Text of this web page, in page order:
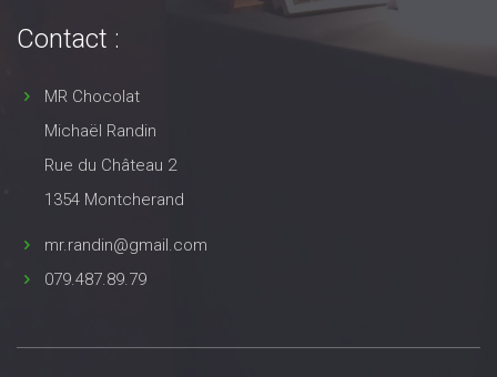
Contact :
MR Chocolat
Michaël Randin
Rue du Château 2
1354 Montcherand
mr.randin@gmail.com
079.487.89.79